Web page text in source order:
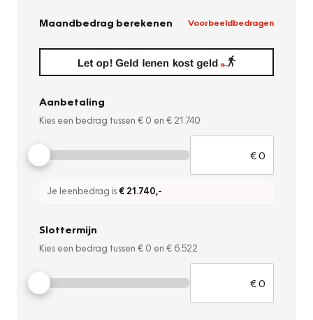
Maandbedrag berekenen Voorbeeldbedragen
Aanbetaling
Kies een bedrag tussen € 0 en € 21.740
Je leenbedrag is€ 21.740,-
Slottermijn
Kies een bedrag tussen € 0 en € 6.522